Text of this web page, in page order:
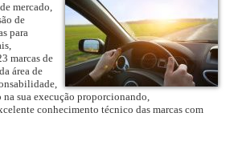
mercado,
de
para
marcas de
área de
sua execução proporcionando,
conhecimento técnico das marcas com